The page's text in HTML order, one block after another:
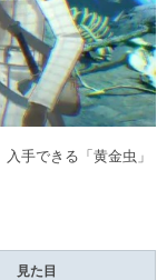
手できる「黄金虫」
見た目